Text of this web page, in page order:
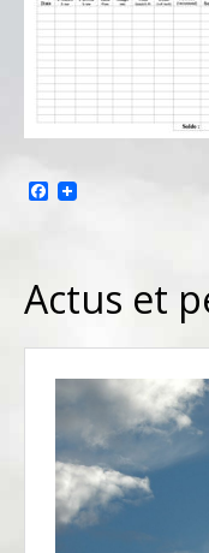
Facebook
Actus et